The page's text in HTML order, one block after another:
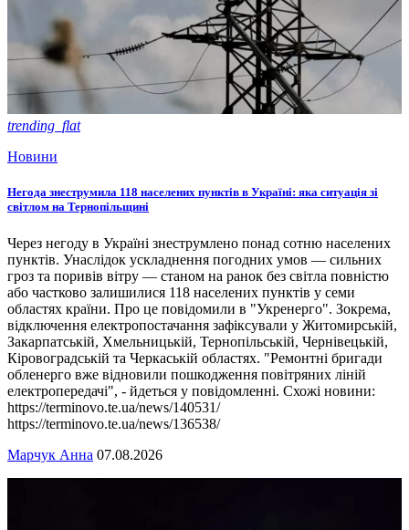
trending_flat
Новини
Негода знеструмила 118 населених пунктів в Україні: яка ситуація зі
світлом на Тернопільщині
Через негоду в Україні знеструмлено понад сотню населених
пунктів. Унаслідок ускладнення погодних умов — сильних
гроз та поривів вітру — станом на ранок без світла повністю
або частково залишилися 118 населених пунктів у семи
областях країни. Про це повідомили в "Укренерго". Зокрема,
відключення електропостачання зафіксували у Житомирській,
Закарпатській, Хмельницькій, Тернопільській, Чернівецькій,
Кіровоградській та Черкаській областях. "Ремонтні бригади
обленерго вже відновили пошкодження повітряних ліній
електропередачі", - йдеться у повідомленні. Схожі новини:
https://terminovo.te.ua/news/140531/
https://terminovo.te.ua/news/136538/
Марчук Анна 07.08.2026